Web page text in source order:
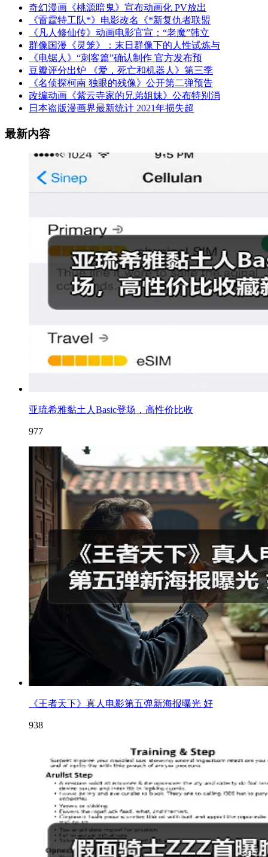
奇幻漫画《桃源暗鬼》宣布动画化 PV放出
《雷霆特工队*》电影改名《*新复仇者联盟
《凡人修仙传》动画电影官宣：“老魔”韩立
群像国漫《灵笼》：末日群像下的人性试炼与
《电锯人》“刺客篇”确认制作 官方发布预
豆瓣评分出炉 《爱，死亡和机器人》第三季
《名侦探柯南 独眼的残像》公开第二弹预告
改编动画《紫云寺家的兄弟姐妹》公布特别消
日本盗版漫画界最新统计 2021年损失超
最新内容
亚琉希雅黏土人Basic登场，高性价比收
977
《王者天下》真人电影第五弹新海报曝光 好
938